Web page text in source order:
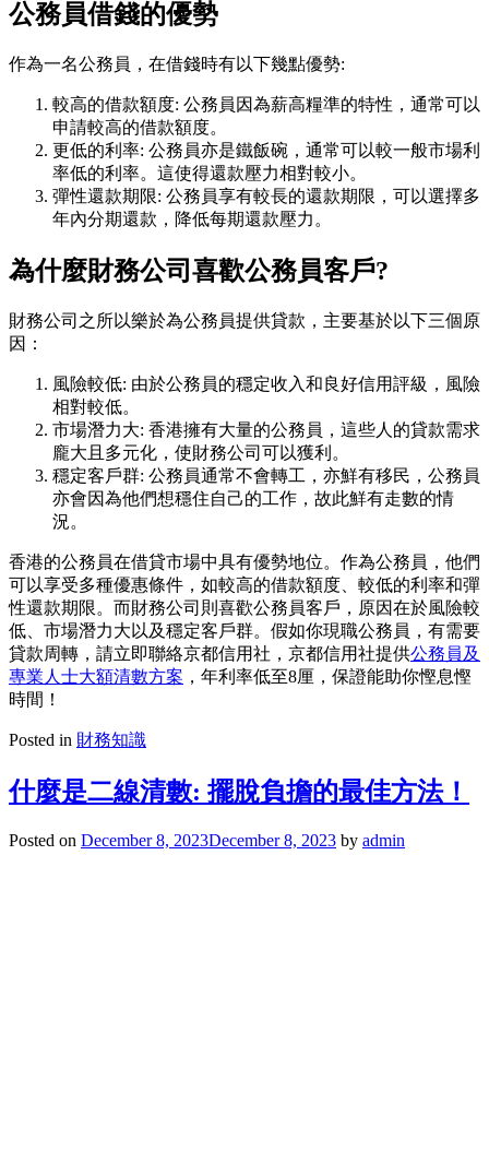
公務員借錢的優勢
作為一名公務員，在借錢時有以下幾點優勢:
較高的借款額度: 公務員因為薪高糧準的特性，通常可以
申請較高的借款額度。
更低的利率: 公務員亦是鐵飯碗，通常可以較一般市場利
率低的利率。這使得還款壓力相對較小。
彈性還款期限: 公務員享有較長的還款期限，可以選擇多
年內分期還款，降低每期還款壓力。
為什麼財務公司喜歡公務員客戶?
財務公司之所以樂於為公務員提供貸款，主要基於以下三個原
因：
風險較低: 由於公務員的穩定收入和良好信用評級，風險
相對較低。
市場潛力大: 香港擁有大量的公務員，這些人的貸款需求
龐大且多元化，使財務公司可以獲利。
穩定客戶群: 公務員通常不會轉工，亦鮮有移民，公務員
亦會因為他們想穩住自己的工作，故此鮮有走數的情
況。
香港的公務員在借貸市場中具有優勢地位。作為公務員，他們
可以享受多種優惠條件，如較高的借款額度、較低的利率和彈
性還款期限。而財務公司則喜歡公務員客戶，原因在於風險較
低、市場潛力大以及穩定客戶群。假如你現職公務員，有需要
貸款周轉，請立即聯絡京都信用社，京都信用社提供公務員及
專業人士大額清數方案 ，年利率低至8厘，保證能助你慳息慳
時間！
Posted in 財務知識
什麼是二線清數: 擺脫負擔的最佳方法！
Posted on December 8, 2023December 8, 2023 by admin